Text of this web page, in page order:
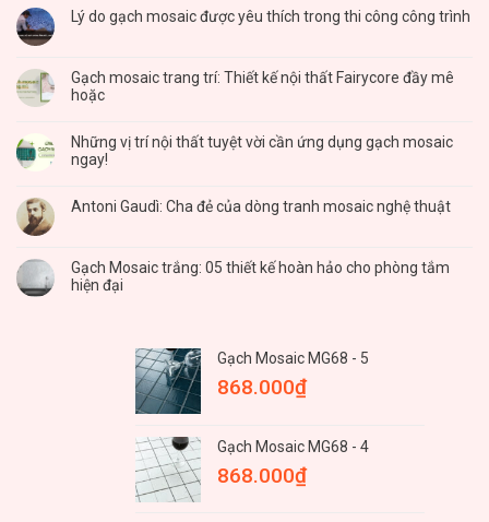
Lý do gạch mosaic được yêu thích trong thi công công trình
Gạch mosaic trang trí: Thiết kế nội thất Fairycore đầy mê
hoặc
Những vị trí nội thất tuyệt vời cần ứng dụng gạch mosaic
ngay!
Antoni Gaudì: Cha đẻ của dòng tranh mosaic nghệ thuật
Gạch Mosaic trắng: 05 thiết kế hoàn hảo cho phòng tắm
hiện đại
Gạch Mosaic MG68 - 5
868.000₫
Gạch Mosaic MG68 - 4
868.000₫